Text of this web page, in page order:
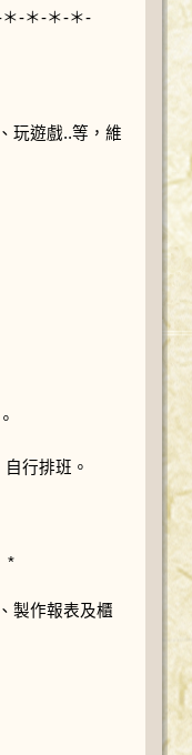
-＊-＊-＊-
玩遊戲..等，維
行排班。
*
製作報表及櫃